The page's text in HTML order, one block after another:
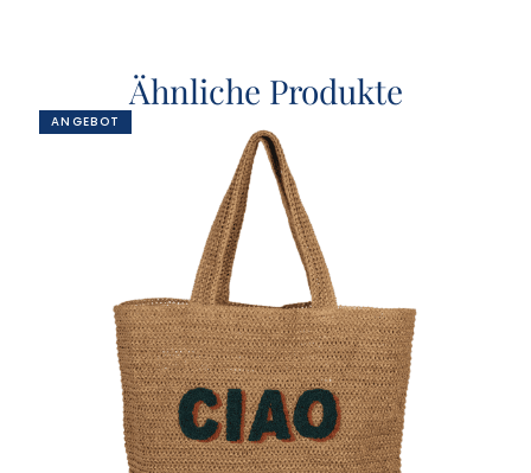
Ähnliche Produkte
ANGEBOT